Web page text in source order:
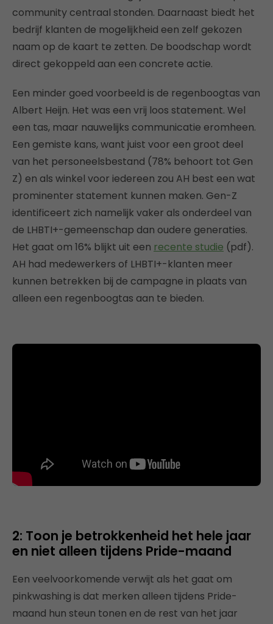
community centraal stonden. Daarnaast biedt het
bedrijf klanten de mogelijkheid een zelf gekozen
naam op de kaart te zetten. De boodschap wordt
direct gekoppeld aan een concrete actie.
Een minder goed voorbeeld is de regenboogtas van
Albert Heijn. Het was een vrij loos statement. Wel
een tas, maar nauwelijks communicatie eromheen.
Een gemiste kans, want juist voor een groot deel
van het personeelsbestand (78% behoort tot Gen
Z) en als winkel voor iedereen zou AH best een wat
prominenter statement kunnen maken. Gen-Z
identificeert zich namelijk vaker als onderdeel van
de LHBTI+-gemeenschap dan oudere generaties.
Het gaat om 16% blijkt uit een recente studie (pdf).
AH had medewerkers of LHBTI+-klanten meer
kunnen betrekken bij de campagne in plaats van
alleen een regenboogtas aan te bieden.
2: Toon je betrokkenheid het hele jaar
en niet alleen tijdens Pride-maand
Een veelvoorkomende verwijt als het gaat om
pinkwashing is dat merken alleen tijdens Pride-
maand hun steun tonen en de rest van het jaar